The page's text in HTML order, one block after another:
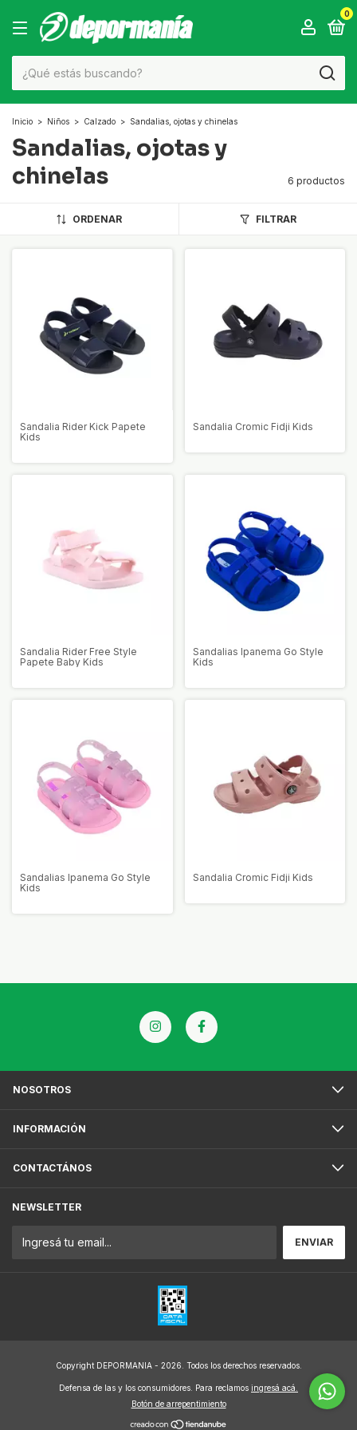
0
Inicio > Niños > Calzado > Sandalias, ojotas y chinelas
Sandalias, ojotas y
chinelas
6 productos
ORDENAR FILTRAR
Sandalia Rider Kick Papete
Kids
Sandalia Cromic Fidji Kids
Sandalia Rider Free Style
Papete Baby Kids
Sandalias Ipanema Go Style
Kids
Sandalias Ipanema Go Style
Kids
Sandalia Cromic Fidji Kids
NOSOTROS
INFORMACIÓN
CONTACTÁNOS
NEWSLETTER
Copyright DEPORMANIA - 2026. Todos los derechos reservados.
Defensa de las y los consumidores. Para reclamos ingresá acá.
Botón de arrepentimiento